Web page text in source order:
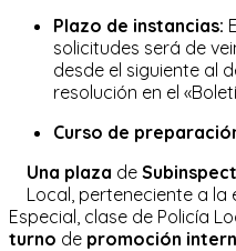
Plazo de instancias:
solicitudes será de
desde el siguiente al
resolución en el
Curso de
Una plaza de
Local, perteneciente a la
Especial, clase de Policía
turno de promoción